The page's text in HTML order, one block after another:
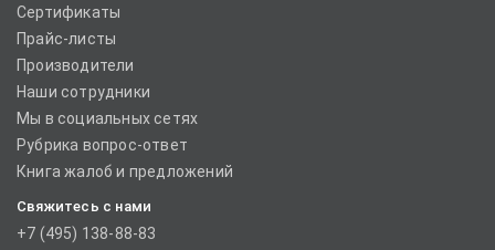
Сертификаты
Прайс-листы
Производители
Наши сотрудники
Мы в социальных сетях
Рубрика вопрос-ответ
Книга жалоб и предложений
Свяжитесь с нами
+7 (495) 138-88-83